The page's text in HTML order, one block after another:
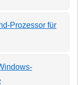
Prozessor für